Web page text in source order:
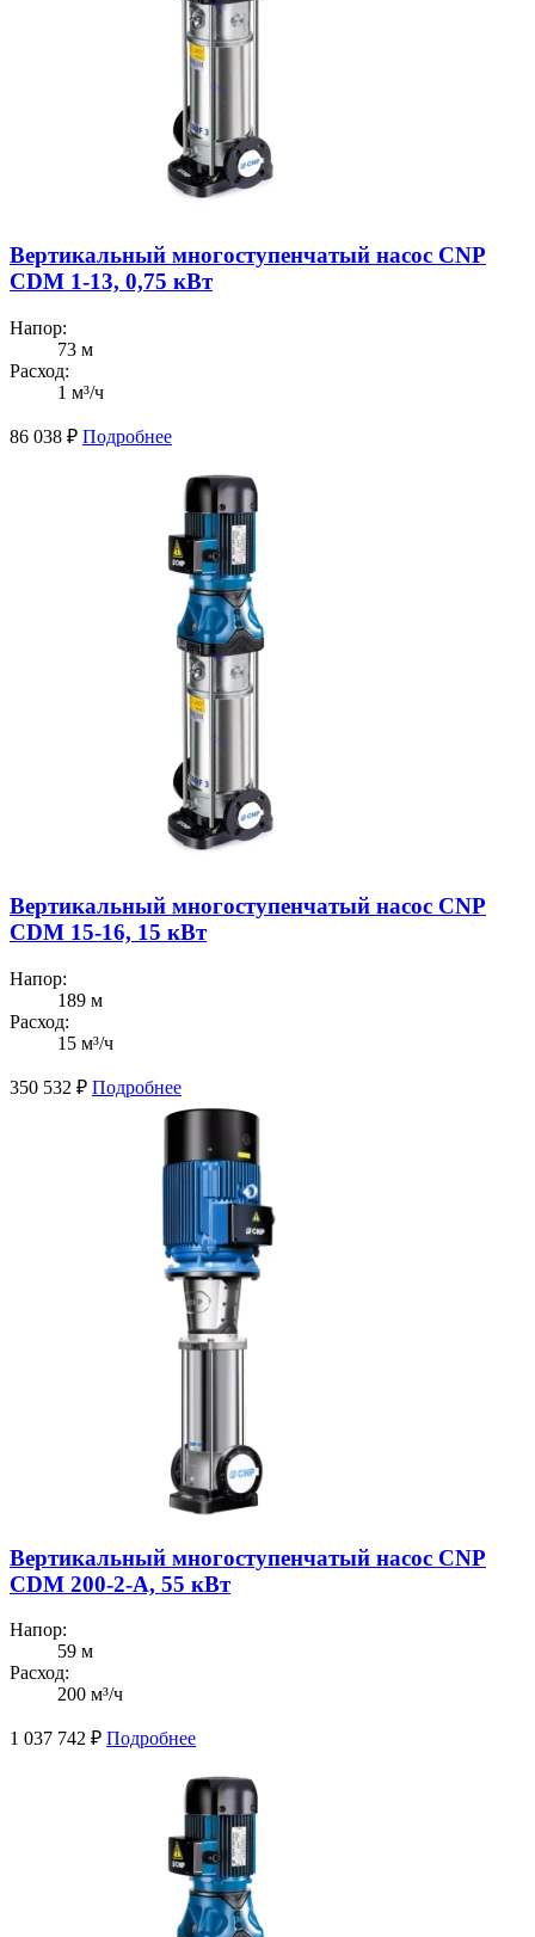
Вертикальный многоступенчатый насос CNP
CDM 1-13, 0,75 кВт
Напор:
73 м
Расход:
1 м³/ч
86 038 ₽ Подробнее
Вертикальный многоступенчатый насос CNP
CDM 15-16, 15 кВт
Напор:
189 м
Расход:
15 м³/ч
350 532 ₽ Подробнее
Вертикальный многоступенчатый насос CNP
CDM 200-2-А, 55 кВт
Напор:
59 м
Расход:
200 м³/ч
1 037 742 ₽ Подробнее